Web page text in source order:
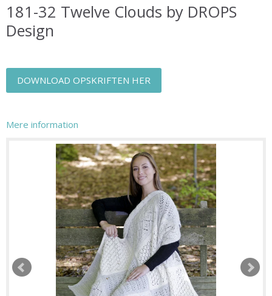
181-32 Twelve Clouds by DROPS
Design
DOWNLOAD OPSKRIFTEN HER
Mere information